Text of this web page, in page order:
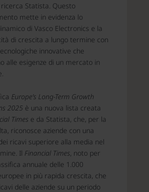
Statista. Questo
mette in evidenza lo
di Vasco Electronics e la
di crescita a lungo termine con
innovative che
alle esigenze di un mercato in
Europe’s Long-Term Growth
2025 è una nuova lista creata
Times e da Statista, che, per la
riconosce aziende con una
ricavi superiore alla media nel
Il Financial Times, noto per
annuale delle 1.000
in più rapida crescita, che
delle aziende su un periodo